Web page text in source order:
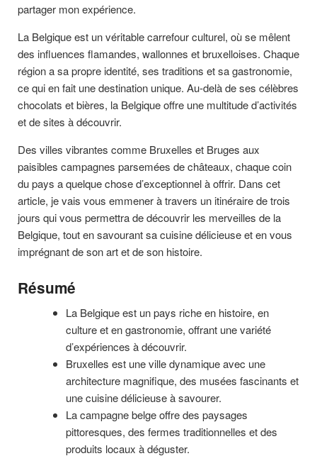
partager mon expérience.
La Belgique est un véritable carrefour culturel, où se mêlent
des influences flamandes, wallonnes et bruxelloises. Chaque
région a sa propre identité, ses traditions et sa gastronomie,
ce qui en fait une destination unique. Au-delà de ses célèbres
chocolats et bières, la Belgique offre une multitude d’activités
et de sites à découvrir.
Des villes vibrantes comme Bruxelles et Bruges aux
paisibles campagnes parsemées de châteaux, chaque coin
du pays a quelque chose d’exceptionnel à offrir. Dans cet
article, je vais vous emmener à travers un itinéraire de trois
jours qui vous permettra de découvrir les merveilles de la
Belgique, tout en savourant sa cuisine délicieuse et en vous
imprégnant de son art et de son histoire.
Résumé
La Belgique est un pays riche en histoire, en
culture et en gastronomie, offrant une variété
d’expériences à découvrir.
Bruxelles est une ville dynamique avec une
architecture magnifique, des musées fascinants et
une cuisine délicieuse à savourer.
La campagne belge offre des paysages
pittoresques, des fermes traditionnelles et des
produits locaux à déguster.